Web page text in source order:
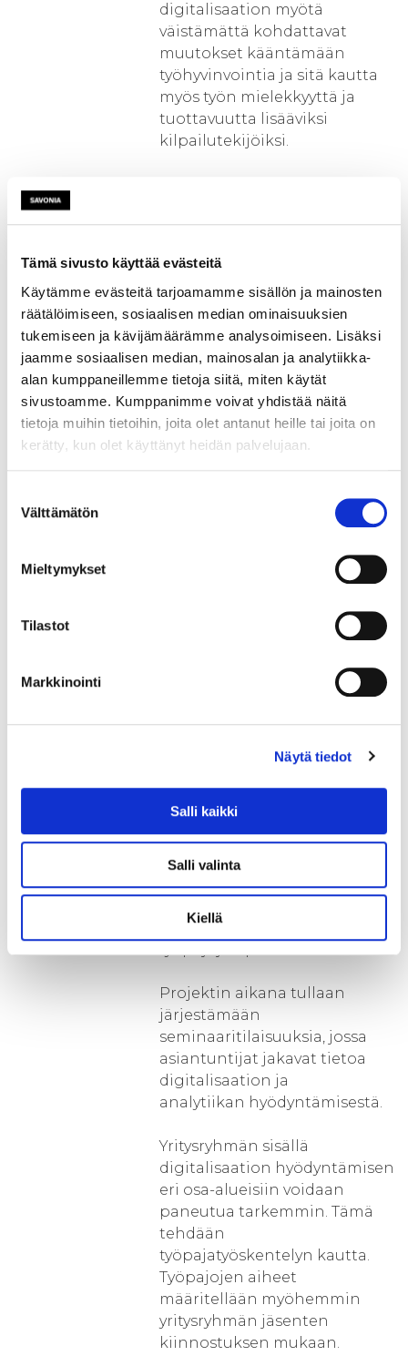
Tämä sivusto käyttää evästeitä
Käytämme evästeitä tarjoamamme sisällön ja mainosten
räätälöimiseen, sosiaalisen median ominaisuuksien
tukemiseen ja kävijämäärämme analysoimiseen. Lisäksi
jaamme sosiaalisen median, mainosalan ja analytiikka-
alan kumppaneillemme tietoja siitä, miten käytät
sivustoamme. Kumppanimme voivat yhdistää näitä
tietoja muihin tietoihin, joita olet antanut heille tai joita on
kerätty, kun olet käyttänyt heidän palvelujaan.
valinta
Välttämätön
Mieltymykset
Tilastot
Markkinointi
Näytä tiedot
Salli kaikki
Salli valinta
Kiellä
digitalisaation myötä
väistämättä kohdattavat
muutokset kääntämään
työhyvinvointia ja sitä kautta
myös työn mielekkyyttä ja
tuottavuutta lisääviksi
kilpailutekijöiksi.
Tärkeä osa projektia on
digitalisaation käytännön
kokeilut yritysryhmän
jäsenyrityksissä.
Kokeiluissa otetaan jokin uusi
digitaalinen työkalu tai
menetelmä käyttöön uudessa
hyödyntämiskohteessa. Hanke
vastaa niiden suunnittelusta ja
toteuttamisesta yhdessä
yritysten niin salliessa myös
Osassa yrityksissä puolestaan
internetin ja digitalisaation
viemällä niissä läpi
tunnistamisprosessi. Tämän
hyödyntämiskohteiden
tunnistamiseen sekä
yrityskehittäjien että yritysten
itsensä toimesta.
B) Yritysten valmentaminen ja
Projektin aikana tullaan
järjestämään
seminaaritilaisuuksia, jossa
asiantuntijat jakavat tietoa
digitalisaation ja
analytiikan hyödyntämisestä.
Yritysryhmän sisällä
digitalisaation hyödyntämisen
eri osa-alueisiin voidaan
paneutua tarkemmin. Tämä
tehdään
työpajatyöskentelyn kautta.
Työpajojen aiheet
määritellään myöhemmin
yritysryhmän jäsenten
kiinnostuksen mukaan.